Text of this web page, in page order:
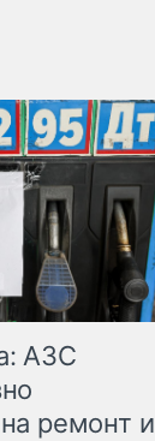
АЗС
ремонт и